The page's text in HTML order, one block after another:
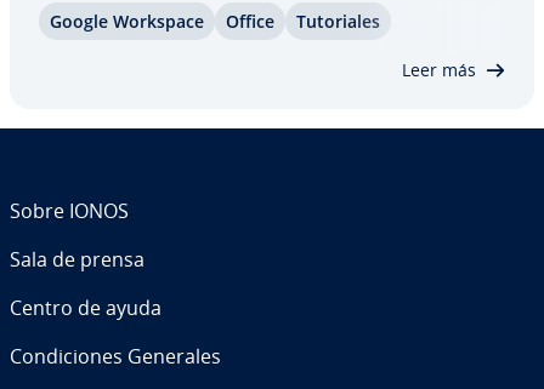
usuarios pueden definir qué columna se debe
analizar desde arriba hacia abajo. De esta manera,
Google Workspace Office Tu­to­ria­les
Leer más
Sobre IONOS
Sala de prensa
Centro de ayuda
Co­n­di­cio­nes Generales